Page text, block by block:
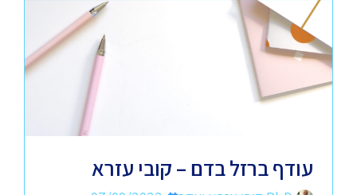
עודף ברזל בדם – קובי עזרא